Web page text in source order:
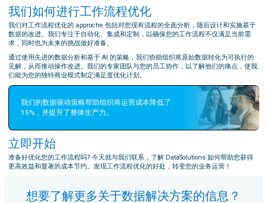
我们如何进行工作流程优化
我们对工作流程优化的 approche 包括对您现有流程的全面分析，随后设计和实施基于
数据的改进。我们专注于自动化、集成和定制，以确保您的工作流程不仅满足当前需
求，同时也为未来的挑战做好准备。
通过使用先进的数据分析和基于 AI 的策略，我们协助组织将原始数据转化为可执行的
见解，从而推动操作改进。我们的专家团队与您的员工协作，以了解他们的痛点，使我
们能为您的独特商业模式制定满足度优化计划。
我们的数据驱动策略帮助组织将运营成本降低了
15%，并提升了整体生产力。
立即开始
准备好优化您的工作流程吗? 今天就与我们联系，了解 DataSolutions 如何帮助您获得
更高效益和显著的成本节约。发现工作流程优化的好处，转变您的业务运营！
想要了解更多关于数据解决方案的信息？